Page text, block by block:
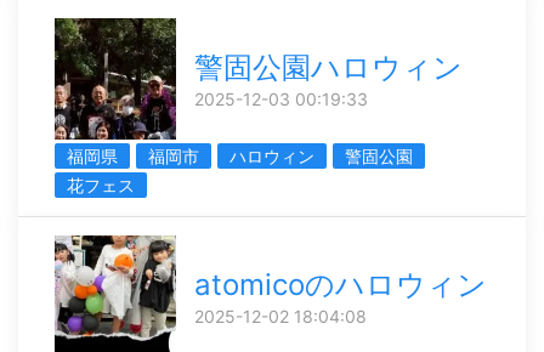
警固公園ハロウィン
2025-12-03 00:19:33
福岡県 福岡市 ハロウィン
警固公園
花フェス
atomicoのハロウィン
2025-12-02 18:04:08